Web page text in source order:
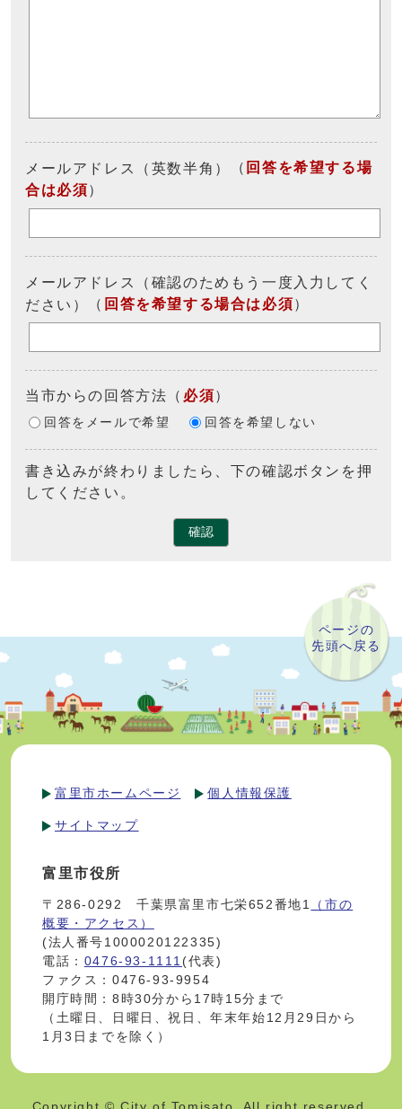
メールアドレス（英数半角） （ 回答を希望する場
合は必須）
メールアドレス（確認のためもう一度入力してく
ださい）
（ 回答を希望する場合は必須）
当市からの回答方法 （ 必須）
回答をメールで希望 回答を希望しない
書き込みが終わりましたら、下の確認ボタンを押
してください。
確認
ページの
先頭へ戻る
富里市ホームページ 個人情報保護
サイトマップ
富里市役所
〒286-0292 千葉県富里市七栄652番地1
（市の
概要・アクセス）
(法人番号1000020122335)
電話： 0476-93-1111(代表)
ファクス：0476-93-9954
開庁時間：8時30分から17時15分まで
（土曜日、日曜日、祝日、年末年始12月29日から
1月3日までを除く）